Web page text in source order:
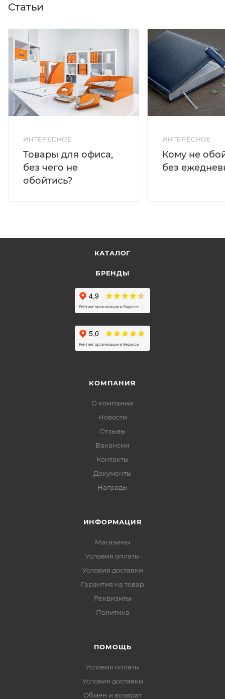
Статьи
ИНТЕРЕСНОЕ
Товары для офиса,
без чего не
обойтись?
ИНТЕРЕСНОЕ
Кому не
без
КАТАЛОГ
БРЕНДЫ
КОМПАНИЯ
О компании
Новости
Отзывы
Вакансии
Контакты
Документы
Награды
ИНФОРМАЦИЯ
Магазины
Условия оплаты
Условия доставки
Гарантия на товар
Реквизиты
Политика
ПОМОЩЬ
Условия оплаты
Условия доставки
Обмен и возврат